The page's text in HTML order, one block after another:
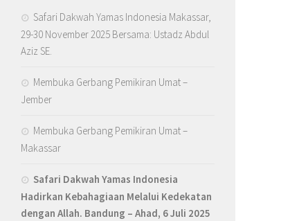
Safari Dakwah Yamas Indonesia Makassar,
29-30 November 2025 Bersama: Ustadz Abdul
Aziz SE.
Membuka Gerbang Pemikiran Umat –
Jember
Membuka Gerbang Pemikiran Umat –
Makassar
Safari Dakwah Yamas Indonesia
Hadirkan Kebahagiaan Melalui Kedekatan
dengan Allah. Bandung – Ahad, 6 Juli 2025